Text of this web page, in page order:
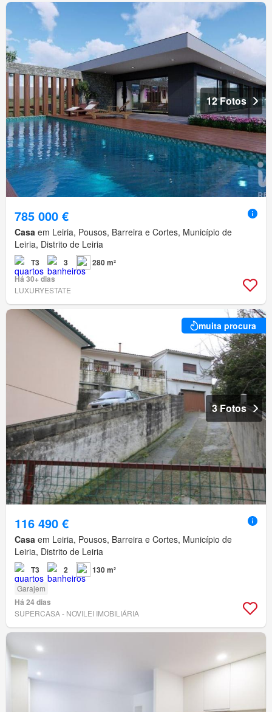
12 Fotos
785 000 €
Casa em Leiria, Pousos, Barreira e Cortes, Município de
Leiria, Distrito de Leiria
T3 3
280 m²
Há 30+ dias
LUXURYESTATE
muita procura
3 Fotos
116 490 €
Casa em Leiria, Pousos, Barreira e Cortes, Município de
Leiria, Distrito de Leiria
T3 2 130 m²
Garajem
Há 24 dias
SUPERCASA - NOVILEI IMOBILIÁRIA